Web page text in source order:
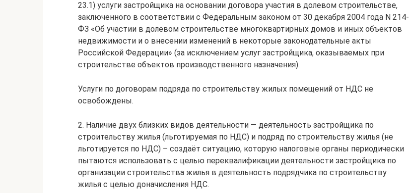
23.1) услуги застройщика на основании договора участия в долевом строительстве,
заключенного в соответствии с Федеральным законом от 30 декабря 2004 года N 214-
ФЗ «Об участии в долевом строительстве многоквартирных домов и иных объектов
недвижимости и о внесении изменений в некоторые законодательные акты
Российской Федерации» (за исключением услуг застройщика, оказываемых при
строительстве объектов производственного назначения).
Услуги по договорам подряда по строительству жилых помещений от НДС не
освобождены.
2. Наличие двух близких видов деятельности — деятельность застройщика по
строительству жилья (льготируемая по НДС) и подряд по строительству жилья (не
льготируется по НДС) – создаёт ситуацию, которую налоговые органы периодически
пытаются использовать с целью переквалификации деятельности застройщика по
организации строительства жилья в деятельность подрядчика по строительству
жилья с целью доначисления НДС.